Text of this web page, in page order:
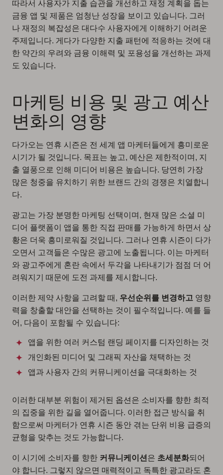
따라서 사용자가 지출 습관을 개선하고 재정 계획을 돕는
금융 앱 및 제품은 엄청난 성장을 보이고 있습니다. 그러
나 재정의 복잡성은 대다수 사용자에게 이해하기 어려운
주제입니다. 게다가 다양한 지출 패턴에 적응하는 것에 대
한 약간의 우려와 금융 이해력 및 포용성을 개선하는 과제
도 있습니다.
마케팅 비용 및 광고 예산
변화의 영향
다가오는 연휴 시즌은 전 세계 앱 마케터들에게 흥미로운
시기가 될 것입니다. 목표는 높고, 예산은 제한적이며, 지
출 열풍으로 인해 미디어 비용은 높습니다. 당연히 가장
많은 청중을 유치하기 위한 브랜드 간의 경쟁은 치열합니
다.
광고는 가장 분명한 마케팅 선택이며, 현재 많은 소셜 미
디어 플랫폼이 앱을 통한 직접 판매를 가능하게 하면서 상
황은 더욱 흥미로워질 것입니다. 그러나 연휴 시즌이 다가
오면서 고객들은 수많은 광고에 노출됩니다. 이는 마케터
와 광고주에게 혼란 속에서 두각을 나타내기가 점점 더 어
려워지기 때문에 도전 과제를 제시합니다.
이러한 제약 사항을 고려할 때, 우선순위를 변경하고 영향
력을 창출할 대안을 선택하는 것이 필수적입니다. 예를 들
어, 다음이 포함될 수 있습니다:
앱을 위한 여러 커스텀 랜딩 페이지를 디자인하는 것
개인화된 미디어 및 그래픽 자산을 채택하는 것
앱과 사용자 간의 커뮤니케이션을 극대화하는 것
이러한 대부분 위험이 제거된 옵션은 소비자를 향한 최적
의 집중을 위한 길을 열어줍니다. 이러한 접근 방식을 취
함으로써 마케터가 연휴 시즌 동안 겪는 단위 비용 급증의
균형을 맞추는 것도 가능합니다.
이 시기에 소비자를 향한 커뮤니케이션 은 초세분화되어
야 합니다. 그렇지 않으면 매력적이고 독특한 광고라도 혼